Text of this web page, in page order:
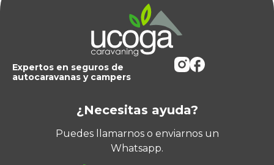
Expertos en seguros de
autocaravanas y campers
¿Necesitas ayuda?
Puedes llamarnos o enviarnos un
Whatsapp.